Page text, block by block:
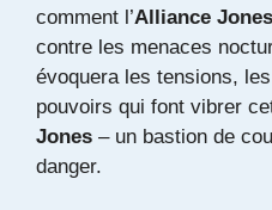
comment l’Alliance
contre les menaces
évoquera les tensions,
pouvoirs qui font vibrer
Jones – un bastion de
danger.